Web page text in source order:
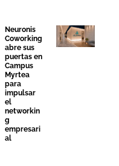
Neuronis
Coworking
abre sus
puertas en
Campus
Myrtea
para
impulsar
el
networkin
g
empresari
al